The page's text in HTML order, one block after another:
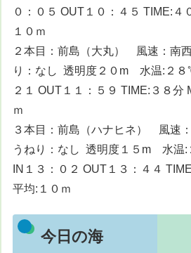
０：０５ OUT１０：４５ TIME:４
１０ｍ
２本目：前島（大丸） 風速：南
り：なし 透明度２０m 水温:２
２１ OUT１１：５９ TIME:３８分
ｍ
３本目：前島（ハナヒネ） 風速
うねり：なし 透明度１５m 水
IN１３：０２ OUT１３：４４
平均:１０ｍ
今日の海